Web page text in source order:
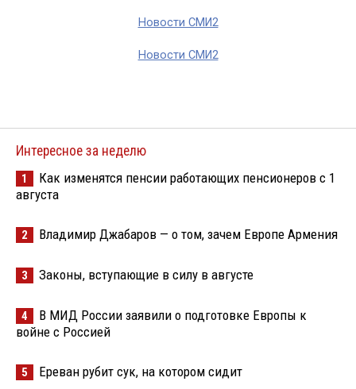
Новости СМИ2
Новости СМИ2
Интересное за неделю
1
Как изменятся пенсии работающих пенсионеров с 1
августа
2 Владимир Джабаров — о том, зачем Европе Армения
3 Законы, вступающие в силу в августе
4
В МИД России заявили о подготовке Европы к
войне с Россией
5 Ереван рубит сук, на котором сидит